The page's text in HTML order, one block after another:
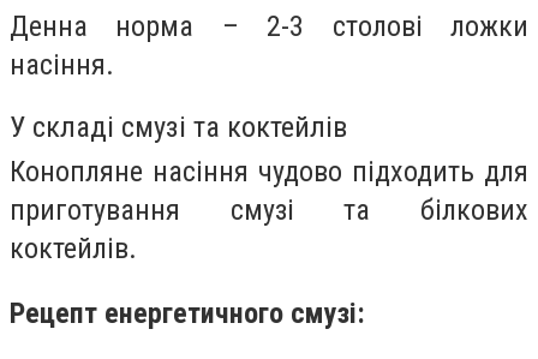
Денна норма – 2-3 столові ложки
насіння.
У складі смузі та коктейлів
Конопляне насіння чудово підходить для
приготування смузі та білкових
коктейлів.
Рецепт енергетичного смузі: